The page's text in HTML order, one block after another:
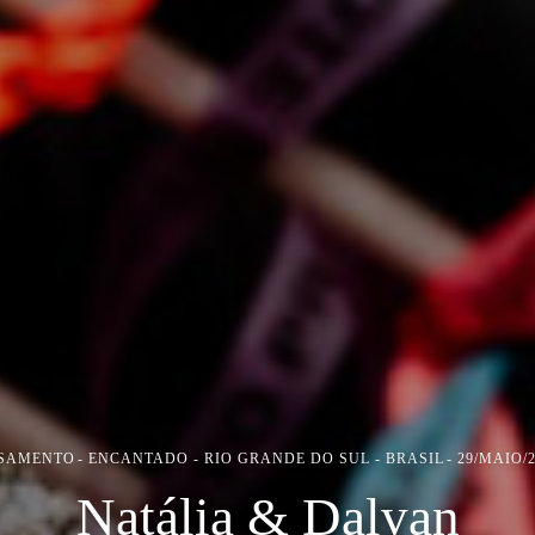
ENCANTADO - RIO GRANDE DO SUL - BRASIL 29/MAIO/
Natália & Dalvan